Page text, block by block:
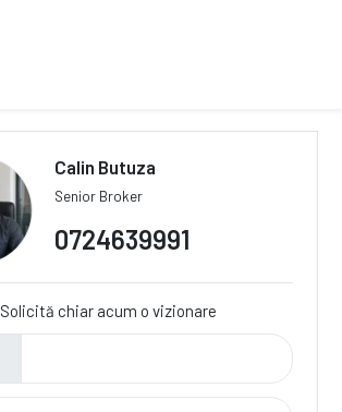
Calin Butuza
Senior Broker
0724639991
Solicită chiar acum o vizionare